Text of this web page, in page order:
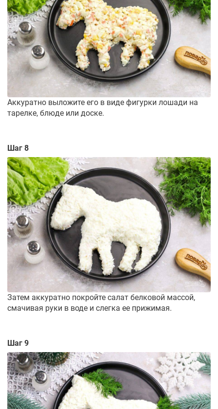
Аккуратно выложите его в виде фигурки лошади на
тарелке, блюде или доске.
Шаг 8
Затем аккуратно покройте салат белковой массой,
смачивая руки в воде и слегка ее прижимая.
Шаг 9